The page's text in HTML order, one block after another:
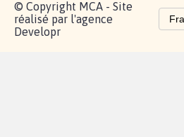
© Copyright MCA - Site
réalisé par l'agence
Developr